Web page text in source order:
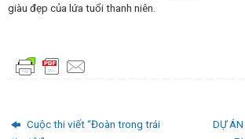
giàu đẹp của lứa tuổi thanh niên.
Cuộc thi viết “Đoàn trong trái
DỰ